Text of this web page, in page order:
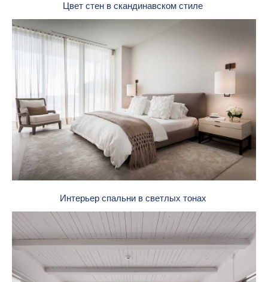
Цвет стен в скандинавском стиле
Интерьер спальни в светлых тонах